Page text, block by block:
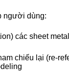
người dùng:
các sheet
chiếu lại (re-